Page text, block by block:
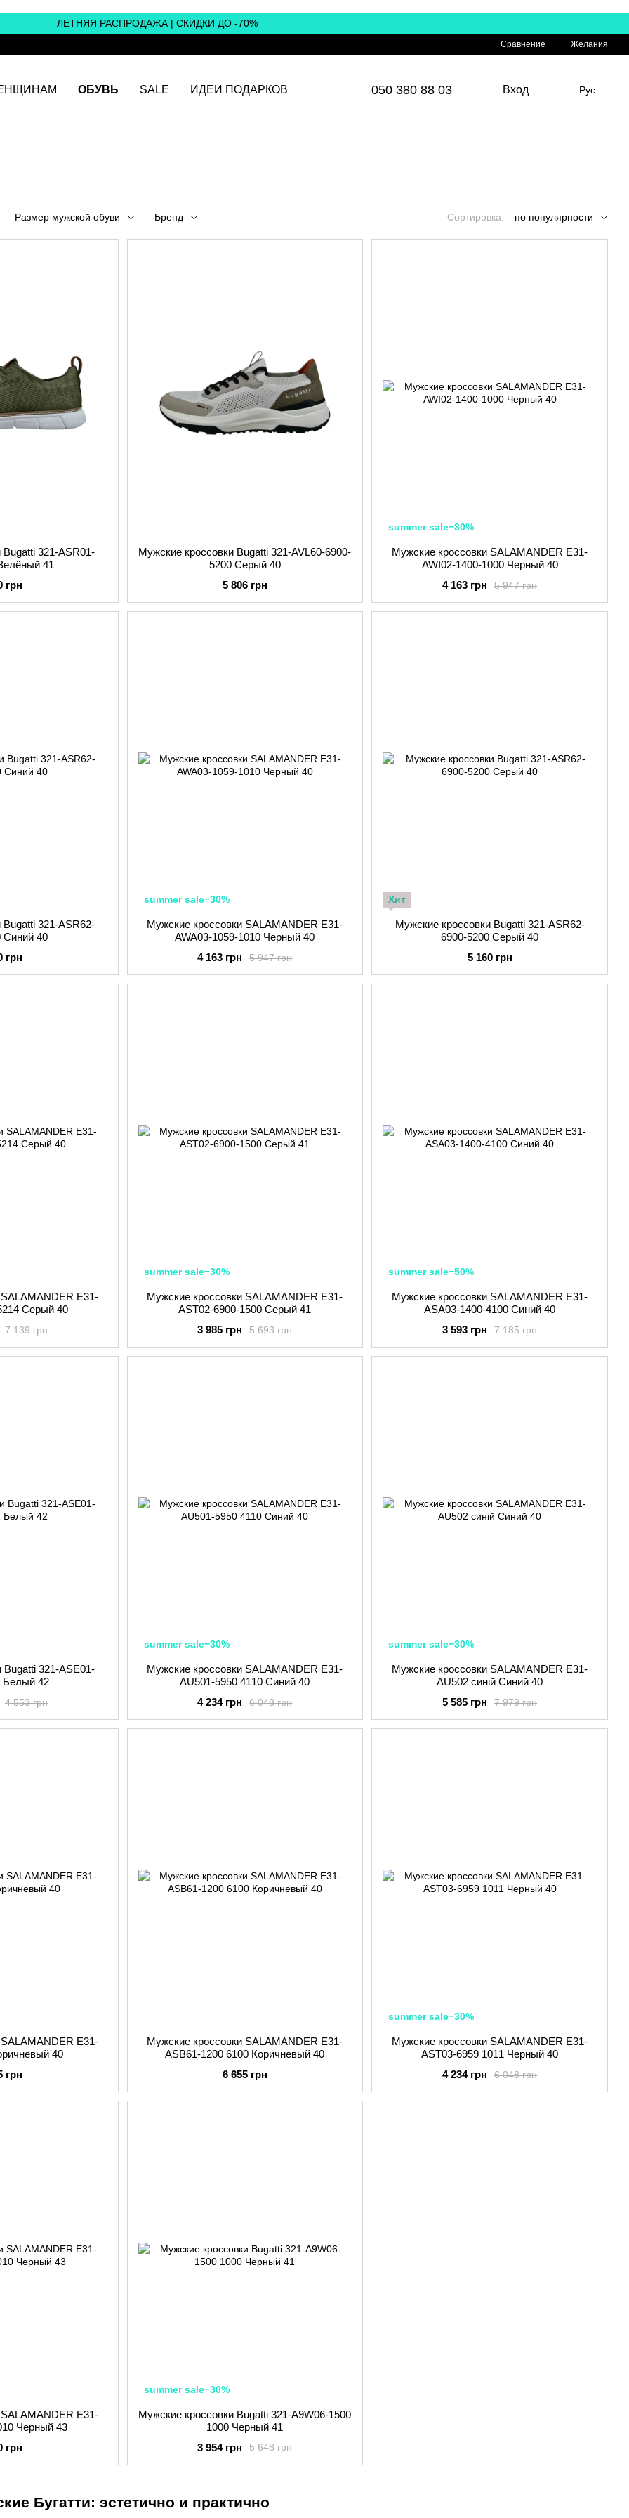
ЛЕТНЯЯ РАСПРОДАЖА | СКИДКИ ДО -70%
Сравнение Желания
ОБУВЬ SALE ИДЕИ ПОДАРКОВ 050 380 88 03 Вход Рус
Размер мужской обуви Бренд Сортировка: по популярности
Бугатти: эстетично и практично
321-ASR01-
41
грн
Мужские кроссовки Bugatti 321-AVL60-6900-
5200 Серый 40
5 806 грн
summer sale−30%
Мужские кроссовки SALAMANDER E31-
AWI02-1400-1000 Черный 40
5 947 грн
4 163 грн
321-ASR62-
Синий 40
грн
summer sale−30%
Мужские кроссовки SALAMANDER E31-
AWA03-1059-1010 Черный 40
5 947 грн
4 163 грн
Хит
Мужские кроссовки Bugatti 321-ASR62-
6900-5200 Серый 40
5 160 грн
E31-
Серый 40
7 139 грн
summer sale−30%
Мужские кроссовки SALAMANDER E31-
AST02-6900-1500 Серый 41
5 693 грн
3 985 грн
summer sale−50%
Мужские кроссовки SALAMANDER E31-
ASA03-1400-4100 Синий 40
7 185 грн
3 593 грн
321-ASE01-
Белый 42
4 553 грн
summer sale−30%
Мужские кроссовки SALAMANDER E31-
AU501-5950 4110 Синий 40
6 048 грн
4 234 грн
summer sale−30%
Мужские кроссовки SALAMANDER E31-
AU502 синій Синий 40
7 979 грн
5 585 грн
E31-
40
грн
Мужские кроссовки SALAMANDER E31-
ASB61-1200 6100 Коричневый 40
6 655 грн
summer sale−30%
Мужские кроссовки SALAMANDER E31-
AST03-6959 1011 Черный 40
6 048 грн
4 234 грн
E31-
Черный 43
грн
summer sale−30%
Мужские кроссовки Bugatti 321-A9W06-1500
1000 Черный 41
5 648 грн
3 954 грн